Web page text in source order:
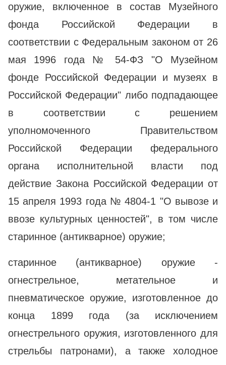
оружие, включенное в состав Музейного
фонда Российской Федерации в
соответствии с Федеральным законом от 26
мая 1996 года № 54-ФЗ "О Музейном
фонде Российской Федерации и музеях в
Российской Федерации" либо подпадающее
в соответствии с решением
уполномоченного Правительством
Российской Федерации федерального
органа исполнительной власти под
действие Закона Российской Федерации от
15 апреля 1993 года № 4804-1 "О вывозе и
ввозе культурных ценностей", в том числе
старинное (антикварное) оружие;
старинное (антикварное) оружие -
огнестрельное, метательное и
пневматическое оружие, изготовленное до
конца 1899 года (за исключением
огнестрельного оружия, изготовленного для
стрельбы патронами), а также холодное